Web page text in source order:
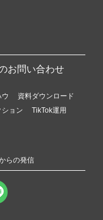
お問い合わせ
ウ
資料ダウンロード
ョン
TikTok運用
らの発信